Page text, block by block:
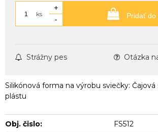
ks
+
-
Pridať do
Strážny pes Otázka
Silikónová forma na výrobu sviečky:
plástu
Obj. čislo: FS512